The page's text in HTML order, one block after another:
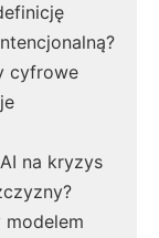
cyfrowe
na kryzys